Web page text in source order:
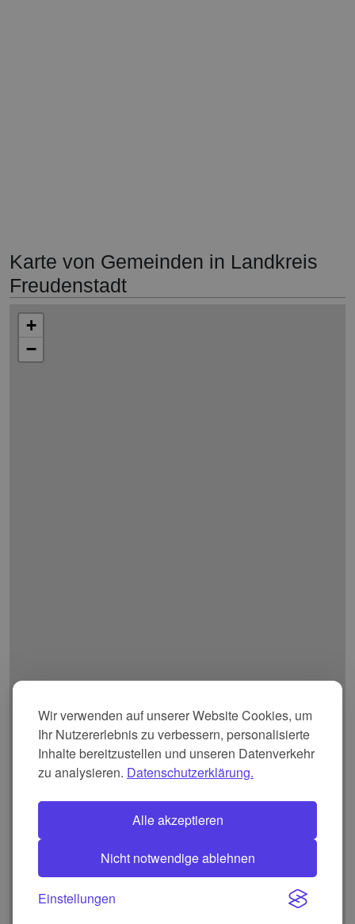
Wir verwenden auf unserer Website Cookies, um
Ihr Nutzererlebnis zu verbessern, personalisierte
Inhalte bereitzustellen und unseren Datenverkehr
zu analysieren. Datenschutzerklärung.
Alle akzeptieren
Nicht notwendige ablehnen
Einstellungen
Karte von Gemeinden in Landkreis
Freudenstadt
+
−